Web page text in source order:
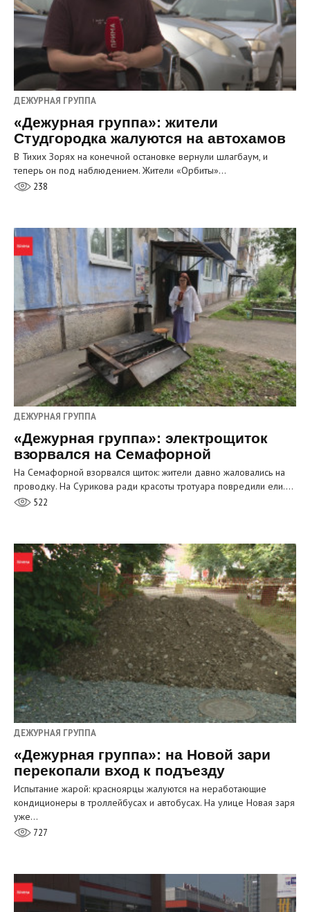
ДЕЖУРНАЯ ГРУППА
«Дежурная группа»: жители
Студгородка жалуются на автохамов
В Тихих Зорях на конечной остановке вернули шлагбаум, и
теперь он под наблюдением. Жители «Орбиты»…
238
ДЕЖУРНАЯ ГРУППА
«Дежурная группа»: электрощиток
взорвался на Семафорной
На Семафорной взорвался щиток: жители давно жаловались на
проводку. На Сурикова ради красоты тротуара повредили ели.…
522
ДЕЖУРНАЯ ГРУППА
«Дежурная группа»: на Новой зари
перекопали вход к подъезду
Испытание жарой: красноярцы жалуются на неработающие
кондиционеры в троллейбусах и автобусах. На улице Новая заря
уже…
727